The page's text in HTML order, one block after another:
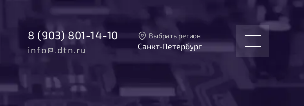
8 (903) 801-14-10
info@ldtn.ru
Выбрать регион
Санкт-Петербург
Екатеринбург